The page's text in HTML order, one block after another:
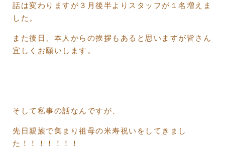
話は変わりますが３月後半よりスタッフが１名増えま
した。
また後日、本人からの挨拶もあると思いますが皆さん
宜しくお願いします。
そして私事の話なんですが、
先日親族で集まり祖母の米寿祝いをしてきまし
た！！！！！！！